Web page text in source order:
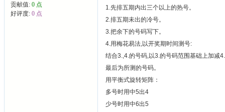
贡献值: 0 点
好评度: 0 点
1.先排五期内出三个以上的热号。
2.排五期未出的冷号。
3.把余下的号码写下。
4.用梅花易法,以开奖期时间测号:
结合3.,4.的号码,以3.的号码范围基础上加减
最后为所测的号码。
用平衡式旋转矩阵：
多号时用中5出4
少号时用中6出5